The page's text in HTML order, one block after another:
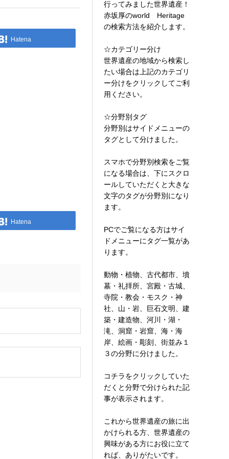
Hatena
Hatena
行ってみました世界遺産！
赤坂厚のworld Heritage
の検索方法を紹介します。
☆カテゴリー分け
世界遺産の地域から検索し
たい場合は上記のカテゴリ
ー分けをクリックしてご利
用ください。
☆分野別タグ
分野別はサイドメニューの
タグとして分けました。
スマホで分野別検索をご覧
になる場合は、下にスクロ
ールしていただくと大きな
文字のタグが分野別になり
ます。
PCでご覧になる方はサイ
ドメニューにタグ一覧があ
ります。
動物・植物、古代都市、墳
墓・礼拝所、宮殿・古城、
寺院・教会・モスク・神
社、山・岩、巨石文明、建
築・建造物、河川・湖・
滝、洞窟・岩窟、海・海
岸、絵画・彫刻、街並み１
３の分野に分けました。
コチラをクリックしていた
だくと分野で分けられた記
事が表示されます。
これから世界遺産の旅に出
かけられる方、世界遺産の
興味がある方にお役に立て
れば、ありがたいです。